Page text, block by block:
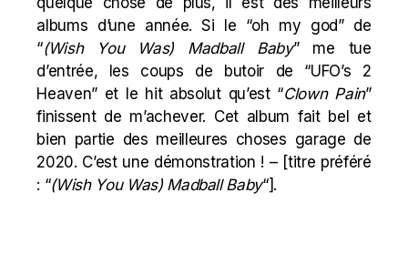
albums d’une année. Si le “oh my god” de
“(Wish You Was) Madball Baby” me tue
d’entrée, les coups de butoir de “UFO’s 2
Heaven” et le hit absolut qu’est “Clown Pain”
finissent de m’achever. Cet album fait bel et
bien partie des meilleures choses garage de
2020. C’est une démonstration ! – [titre préféré
: “(Wish You Was) Madball Baby“].